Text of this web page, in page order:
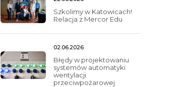
Szkolimy w Katowicach!
Relacja z Mercor Edu
02.06.2026
Błędy w projektowaniu
systemów automatyki
wentylacji
przeciwpożarowej